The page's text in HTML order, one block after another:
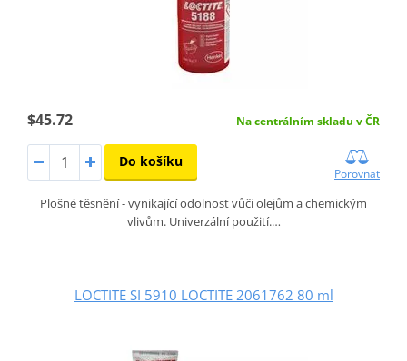
$45.72 Na centrálním skladu v ČR
Do košíku
Porovnat
Plošné těsnění - vynikající odolnost vůči olejům a chemickým
vlivům. Univerzální použití.…
LOCTITE SI 5910 LOCTITE 2061762 80 ml